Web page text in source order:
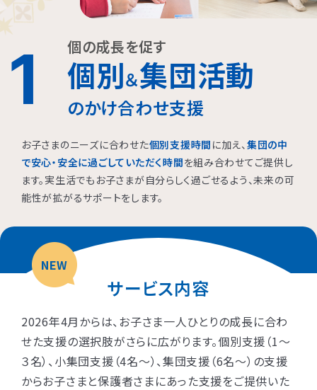
1 個の成長を促す
個別＆集団活動
のかけ合わせ支援
お子さまのニーズに合わせた個別支援時間 に加え、 集団の中
で安心・安全に過ごしていただく時間を組み合わせてご提供し
ます。実生活でもお子さまが自分らしく過ごせるよう、未来の可
能性が拡がるサポートをします。
NEW
サービス内容
2026年4月からは、お子さま一人ひとりの成長に合わ
せた支援の選択肢がさらに広がります。個別支援（1〜
３名）、小集団支援（4名〜）、集団支援（6名〜）の支援
からお子さまと保護者さまにあった支援をご提供いた